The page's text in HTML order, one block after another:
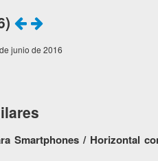
junio de 2016
Smartphones / Horizontal